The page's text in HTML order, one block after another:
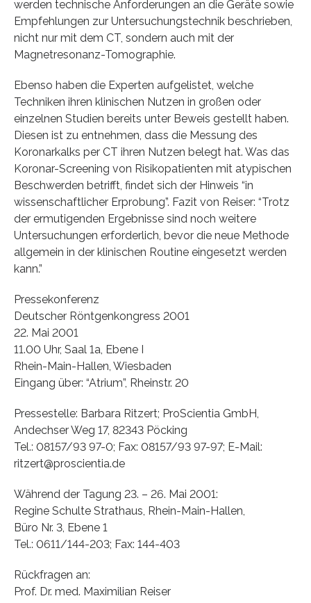
werden technische Anforderungen an die Geräte sowie
Empfehlungen zur Untersuchungstechnik beschrieben,
nicht nur mit dem CT, sondern auch mit der
Magnetresonanz-Tomographie.
Ebenso haben die Experten aufgelistet, welche
Techniken ihren klinischen Nutzen in großen oder
einzelnen Studien bereits unter Beweis gestellt haben.
Diesen ist zu entnehmen, dass die Messung des
Koronarkalks per CT ihren Nutzen belegt hat. Was das
Koronar-Screening von Risikopatienten mit atypischen
Beschwerden betrifft, findet sich der Hinweis “in
wissenschaftlicher Erprobung”. Fazit von Reiser: “Trotz
der ermutigenden Ergebnisse sind noch weitere
Untersuchungen erforderlich, bevor die neue Methode
allgemein in der klinischen Routine eingesetzt werden
kann.”
Pressekonferenz
Deutscher Röntgenkongress 2001
22. Mai 2001
11.00 Uhr, Saal 1a, Ebene I
Rhein-Main-Hallen, Wiesbaden
Eingang über: “Atrium”, Rheinstr. 20
Pressestelle: Barbara Ritzert; ProScientia GmbH,
Andechser Weg 17, 82343 Pöcking
Tel.: 08157/93 97-0; Fax: 08157/93 97-97; E-Mail:
ritzert@proscientia.de
Während der Tagung 23. – 26. Mai 2001:
Regine Schulte Strathaus, Rhein-Main-Hallen,
Büro Nr. 3, Ebene 1
Tel.: 0611/144-203; Fax: 144-403
Rückfragen an:
Prof. Dr. med. Maximilian Reiser